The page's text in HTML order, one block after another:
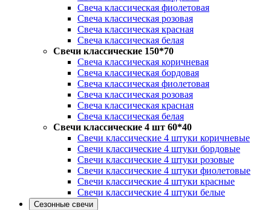
Свеча классическая фиолетовая
Свеча классическая розовая
Свеча классическая красная
Свеча классическая белая
Свечи классические 150*70
Свеча классическая коричневая
Свеча классическая бордовая
Свеча классическая фиолетовая
Свеча классическая розовая
Свеча классическая красная
Свеча классическая белая
Свечи классические 4 шт 60*40
Свечи классические 4 штуки коричневые
Свечи классические 4 штуки бордовые
Свечи классические 4 штуки розовые
Свечи классические 4 штуки фиолетовые
Свечи классические 4 штуки красные
Свечи классические 4 штуки белые
Сезонные свечи